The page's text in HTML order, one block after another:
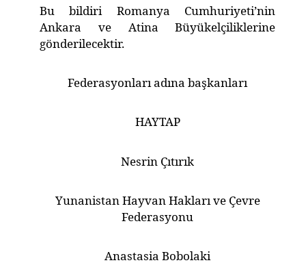
Bu bildiri Romanya Cumhuriyeti’nin
Ankara ve Atina Büyükelçiliklerine
gönderilecektir.
Federasyonları adına başkanları
HAYTAP
Nesrin Çıtırık
Yunanistan Hayvan Hakları ve Çevre
Federasyonu
Anastasia Bobolaki